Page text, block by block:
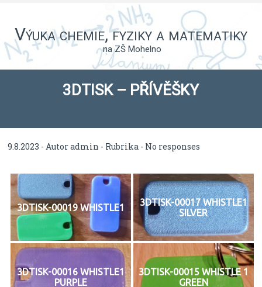
Výuka chemie, fyziky a matematiky
na ZŠ Mohelno
3DTISK – PŘÍVĚŠKY
9.8.2023 - Autoradmin - Rubrika - No responses
3DTISK-00019 WHISTLE1
3DTISK-00017 WHISTLE1
SILVER
3DTISK-00016 WHISTLE1
PURPLE
3DTISK-00015 WHISTLE 1
GREEN